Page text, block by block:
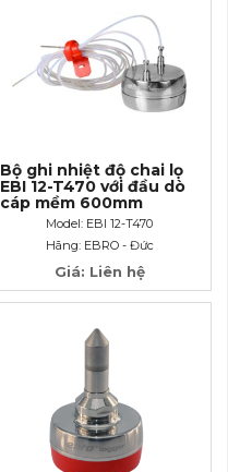
Bộ ghi nhiệt độ chai lọ
EBI 12-T470 với đầu dò
cáp mềm 600mm
Model: EBI 12-T470
Hãng: EBRO - Đức
Giá: Liên hệ